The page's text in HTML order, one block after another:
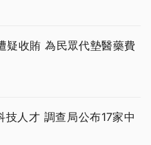
疑收賄 為民眾代墊醫藥費
人才 調查局公布17家中